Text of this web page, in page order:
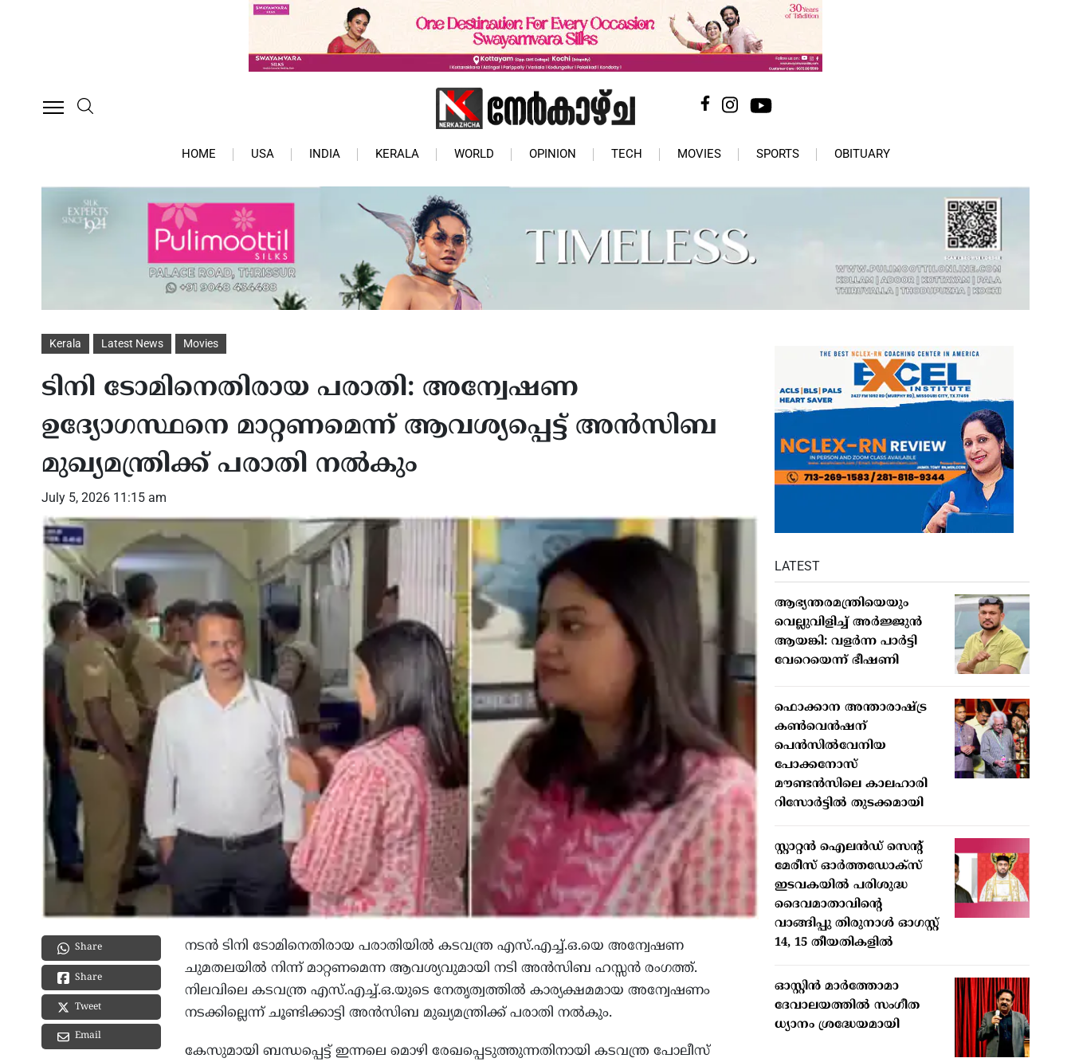
HOME USA INDIA KERALA WORLD OPINION TECH MOVIES SPORTS OBITUARY
Kerala Latest News Movies
ടിനി ടോമിനെതിരായ പരാതി: അന്വേഷണ
ഉദ്യോഗസ്ഥനെ മാറ്റണമെന്ന് ആവശ്യപ്പെട്ട് അൻസിബ
മുഖ്യമന്ത്രിക്ക് പരാതി നൽകും
July 5, 2026 11:15 am
Share
Share
Tweet
Email
നടൻ ടിനി ടോമിനെതിരായ പരാതിയിൽ കടവന്ത്ര എസ്.എച്ച്.ഒ.യെ അന്വേഷണ
ചുമതലയിൽ നിന്ന് മാറ്റണമെന്ന ആവശ്യവുമായി നടി അൻസിബ ഹസ്സൻ രംഗത്ത്.
നിലവിലെ കടവന്ത്ര എസ്.എച്ച്.ഒ.യുടെ നേതൃത്വത്തിൽ കാര്യക്ഷമമായ അന്വേഷണം
നടക്കില്ലെന്ന് ചൂണ്ടിക്കാട്ടി അൻസിബ മുഖ്യമന്ത്രിക്ക് പരാതി നൽകും.
കേസുമായി ബന്ധപ്പെട്ട് ഇന്നലെ മൊഴി രേഖപ്പെടുത്തുന്നതിനായി കടവന്ത്ര പോലീസ്
LATEST
ആഭ്യന്തരമന്ത്രിയെയും
വെല്ലുവിളിച്ച് അര്‍ജ്ജുന്‍
ആയങ്കി: വളര്‍ന്ന പാര്‍ട്ടി
വേറെയെന്ന് ഭീഷണി
ഫൊക്കാന അന്താരാഷ്ട്ര
കൺവെൻഷന്
പെൻസിൽവേനിയ
പോക്കനോസ്
മൗണ്ടൻസിലെ കാലഹാരി
റിസോർട്ടിൽ തുടക്കമായി
സ്റ്റാറ്റന്‍ ഐലന്‍ഡ് സെന്റ്
മേരീസ് ഓര്‍ത്തഡോക്‌സ്
ഇടവകയില്‍ പരിശുദ്ധ
ദൈവമാതാവിന്റെ
വാങ്ങിപ്പു തിരുനാള്‍ ഓഗസ്റ്റ്
14, 15 തീയതികളില്‍
ഓസ്റ്റിൻ മാർത്തോമാ
ദേവാലയത്തിൽ സംഗീത
ധ്യാനം ശ്രദ്ധേയമായി